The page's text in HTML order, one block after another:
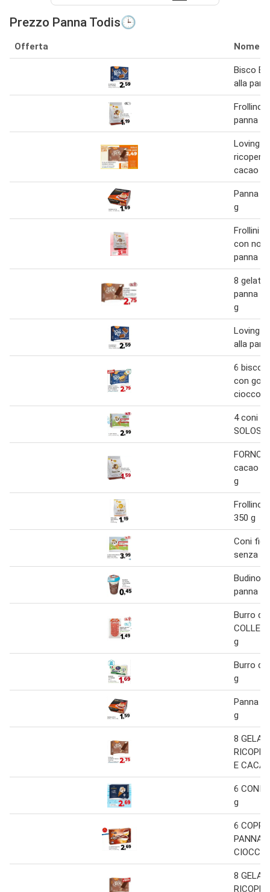
Prezzo Panna Todis🕒
Offerta Nome
Bisco
alla
Frollino
panna
Loving 8
ricoperti
cacao
Panna
g
Frollini
con
panna
8 gelati
panna e
g
Loving 8
alla
6
con
4 coni
FORNO
cacao e
g
Frollino
350 g
Coni fior
senza
Budino
panna
Burro di
COLLE
g
Burro di
g
Panna
g
8 GELATI
E
6 CONI
g
6
PANNA E
8 GELATI